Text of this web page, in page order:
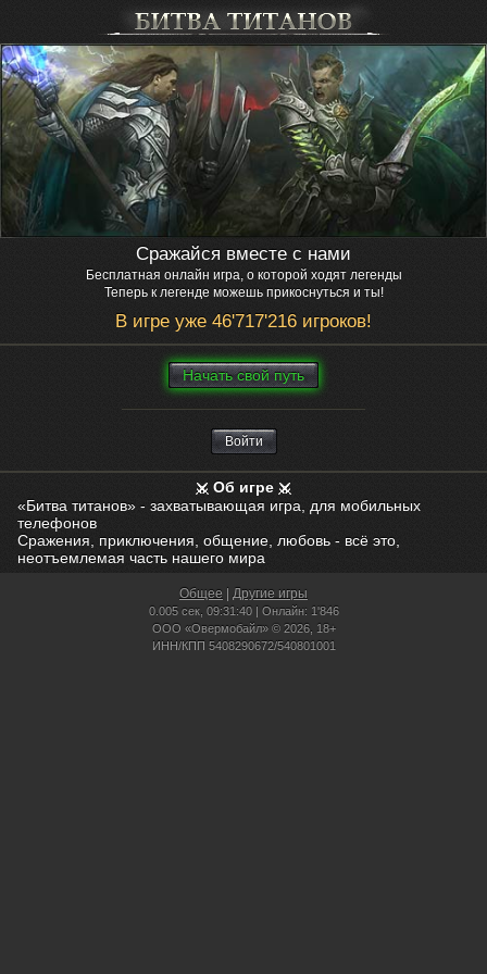
Сражайся вместе с нами
Бесплатная онлайн игра, о которой ходят легенды
Теперь к легенде можешь прикоснуться и ты!
В игре уже 46'717'216 игроков!
Нaчaть свой путь
Войти
Об игре
«Битва титанов» - захватывающая игра, для мобильных
телефонов
Сражения, приключения, общение, любовь - всё это,
неотъемлемая часть нашего мира
Общее Другие игры
0.005 сек, 09:31:40 | Онлайн: 1'846
ООО «Овермобайл» © 2026, 18+
ИНН/КПП 5408290672/540801001